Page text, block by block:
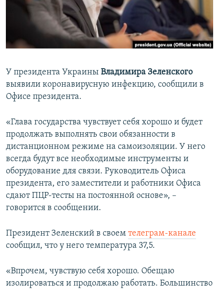
ПОБЕДИТЕЛЕЙ НЕ СУДЯТ?
КРЫМ.НЕПОКОРЕННЫЙ
ELIFBE
ПРИСОЕДИНЯЙТЕСЬ!
Все сайты RFE/RL
У президента Украины Владимира Зеленского
выявили коронавирусную инфекцию, сообщили в
Офисе президента.
«Глава государства чувствует себя хорошо и будет
продолжать выполнять свои обязанности в
дистанционном режиме на самоизоляции. У него
всегда будут все необходимые инструменты и
оборудование для связи. Руководитель Офиса
президента, его заместители и работники Офиса
сдают ПЦР-тесты на постоянной основе», –
говорится в сообщении.
Президент Зеленский в своем телеграм-канале
сообщил, что у него температура 37,5.
«Впрочем, чувствую себя хорошо. Обещаю
изолироваться и продолжаю работать. Большинство